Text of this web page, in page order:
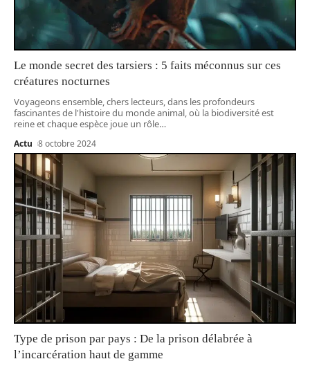
Le monde secret des tarsiers : 5 faits méconnus sur ces
créatures nocturnes
Voyageons ensemble, chers lecteurs, dans les profondeurs
fascinantes de l'histoire du monde animal, où la biodiversité est
reine et chaque espèce joue un rôle…
Actu 8 octobre 2024
Type de prison par pays : De la prison délabrée à
l’incarcération haut de gamme